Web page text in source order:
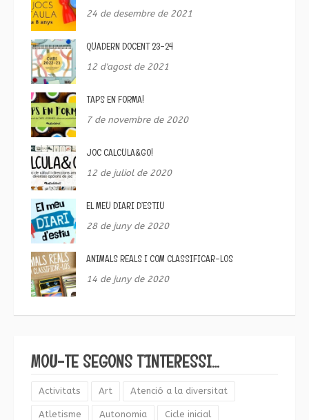
24 de desembre de 2021
QUADERN DOCENT 23-24
12 d'agost de 2021
TAPS EN FORMA!
7 de novembre de 2020
JOC CALCULA&GO!
12 de juliol de 2020
EL MEU DIARI D’ESTIU
28 de juny de 2020
ANIMALS REALS I COM CLASSIFICAR-LOS
14 de juny de 2020
MOU-TE SEGONS T’INTERESSI…
Activitats Art Atenció a la diversitat
Atletisme Autonomia Cicle inicial